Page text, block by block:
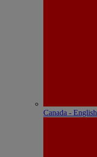
Canada - English